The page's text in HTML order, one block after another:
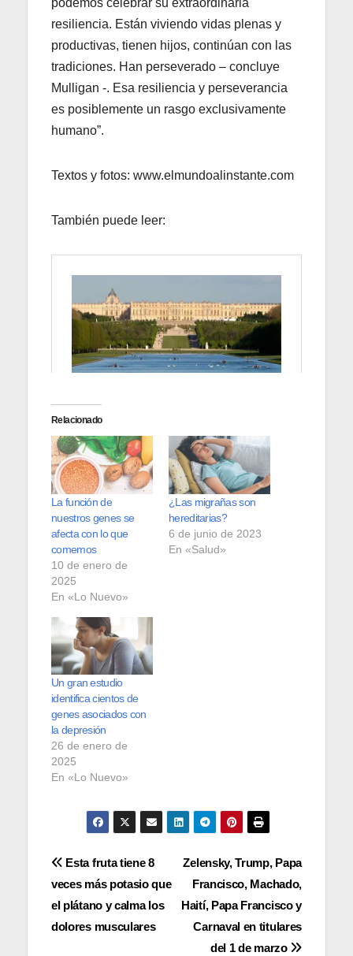
resiliencia. Están viviendo vidas plenas y
productivas, tienen hijos, continúan con las
tradiciones. Han perseverado – concluye
Mulligan -. Esa resiliencia y perseverancia
es posiblemente un rasgo exclusivamente
humano”.
Textos y fotos: www.elmundoalinstante.com
También puede leer:
Relacionado
La función de
nuestros genes se
afecta con lo que
comemos
10 de enero de
2025
En «Lo Nuevo»
¿Las migrañas son
hereditarias?
6 de junio de 2023
En «Salud»
Un gran estudio
identifica cientos de
genes asociados con
la depresión
26 de enero de
2025
En «Lo Nuevo»
Navegación
de
entradas
Zelensky, Trump, Papa
Francisco, Machado,
Haití, Papa Francisco y
Carnaval en titulares
del 1 de marzo
Esta fruta tiene 8
veces más potasio que
el plátano y calma los
dolores musculares